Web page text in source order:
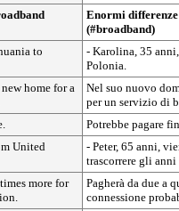
Enormi
(#broadband)
to
- Karolina, 35
Polonia.
home for a
Nel suo nuovo
per un servizio di
Potrebbe pagare
United
- Peter, 65 anni,
trascorrere gli
more for
Pagherà da due a
connessione